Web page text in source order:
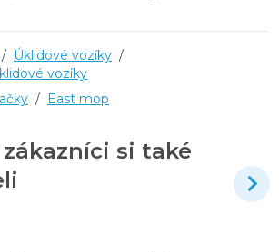
/ Úklidové vozíky /
vozíky
/ East mop
si také